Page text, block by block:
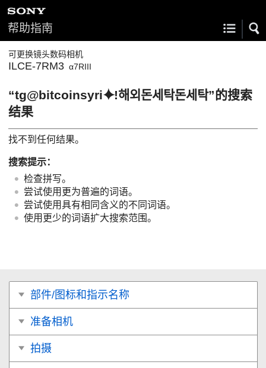
帮助指南
可更换镜头数码相机
ILCE-7RM3 α7RIII
“tg@bitcoinsyri⯌ǃ해외돈세탁돈세탁”的搜索
结果
找不到任何结果。
搜索提示：
检查拼写。
尝试使用更为普遍的词语。
尝试使用具有相同含义的不同词语。
使用更少的词语扩大搜索范围。
部件/图标和指示名称
准备相机
拍摄